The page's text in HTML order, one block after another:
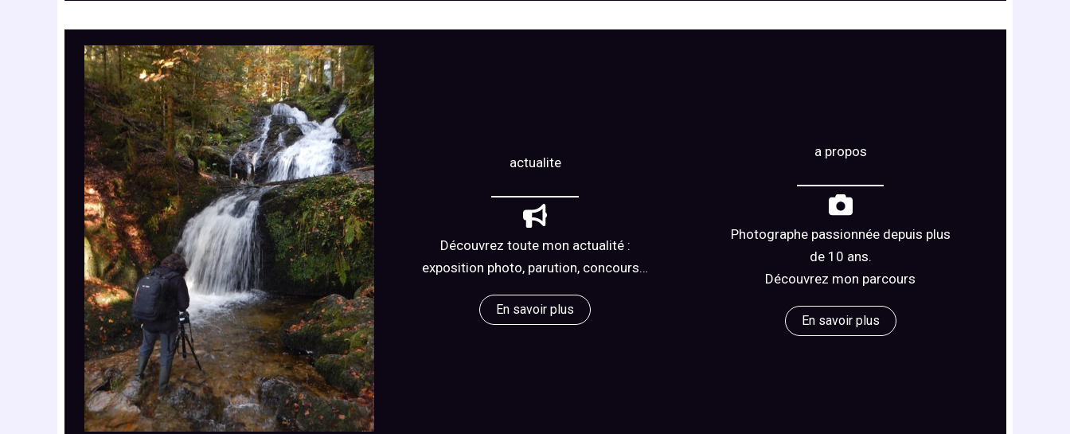
actualite
Découvrez toute mon actualité :
exposition photo, parution, concours…
En savoir plus
a propos
Photographe passionnée depuis plus
de 10 ans.
Découvrez mon parcours
En savoir plus